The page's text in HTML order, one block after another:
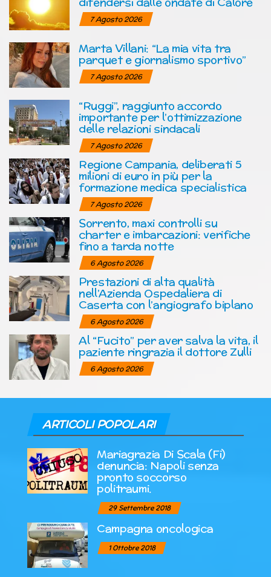
7 Agosto 2026
Marta Villani: “La mia vita tra
parquet e giornalismo sportivo”
7 Agosto 2026
“Ruggi”, raggiunto accordo
importante per l’ottimizzazione
delle relazioni sindacali
7 Agosto 2026
Regione Campania, deliberati 5
milioni di euro in più per la
formazione medica specialistica
7 Agosto 2026
Sorrento, maxi controlli su
charter e imbarcazioni: verifiche
fino a tarda notte
6 Agosto 2026
Prestazioni di alta qualità
nell’Azienda Ospedaliera di
Caserta con l’angiografo biplano
6 Agosto 2026
Al “Fucito” per aver salva la vita, il
paziente ringrazia il dottore Zulli
6 Agosto 2026
ARTICOLI POPOLARI
Mariagrazia Di Scala (Fi)
denuncia: Napoli senza
pronto soccorso
politraumi.
29 Settembre 2018
Campagna oncologica
1 Ottobre 2018